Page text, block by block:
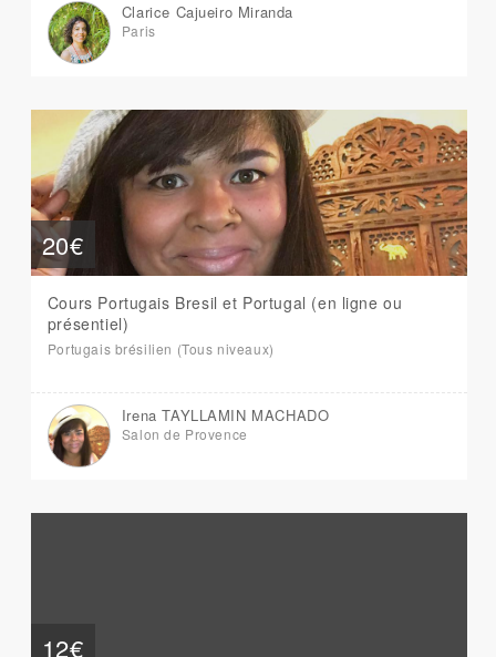
Clarice Cajueiro Miranda
Paris
20€
Cours Portugais Bresil et Portugal (en ligne ou
présentiel)
Portugais brésilien (Tous niveaux)
Irena TAYLLAMIN MACHADO
Salon de Provence
12€